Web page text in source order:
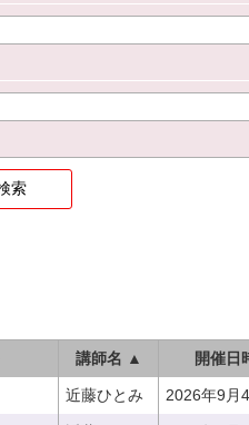
講師名 ▲ 開催日
近藤ひとみ 2026年9月